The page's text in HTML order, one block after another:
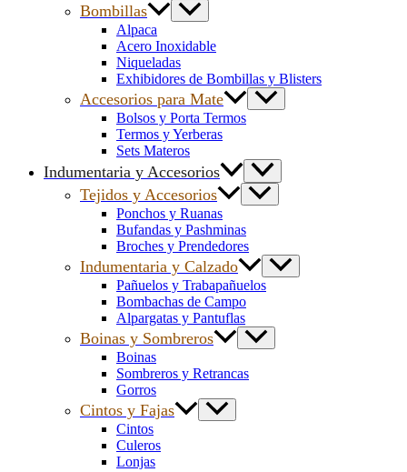
Bombillas
Alpaca
Acero Inoxidable
Niqueladas
Exhibidores de Bombillas y Blisters
Accesorios para Mate
Bolsos y Porta Termos
Termos y Yerberas
Sets Materos
Indumentaria y Accesorios
Tejidos y Accesorios
Ponchos y Ruanas
Bufandas y Pashminas
Broches y Prendedores
Indumentaria y Calzado
Pañuelos y Trabapañuelos
Bombachas de Campo
Alpargatas y Pantuflas
Boinas y Sombreros
Boinas
Sombreros y Retrancas
Gorros
Cintos y Fajas
Cintos
Culeros
Lonjas